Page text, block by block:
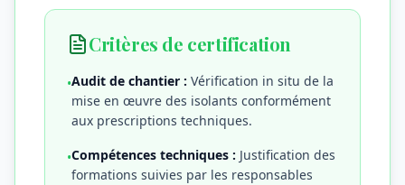
Critères de certification
•Audit de chantier : Vérification in situ de la
mise en œuvre des isolants conformément
aux prescriptions techniques.
•Compétences techniques : Justification des
formations suivies par les responsables